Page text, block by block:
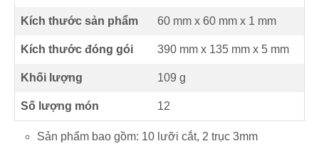
Kích thước sản phẩm 60 mm x 60 mm x 1 mm
Kích thước đóng gói 390 mm x 135 mm x 5 mm
Khối lượng 109 g
Số lượng món 12
Sản phẩm bao gồm: 10 lưỡi cắt, 2 trục 3mm